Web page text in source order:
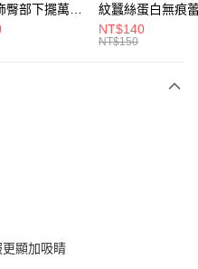
戶可立即使用無須另外申請。
數、繳款截止日，確認付款後即完
後續交易確認頁面所載為準。
或遇審核未通過，訂單將自動取
款」的支付方式。 讓您購物簡單
需儲值。
可結帳。
。
臀部下擺萬用
臀裙(黑2L-
眼圈熊中大
紋蠶絲蛋白無痕
角內褲(白.粉.藍.
3L)-L28眼圈熊中
NT$140
NT$150
顯加吸睛